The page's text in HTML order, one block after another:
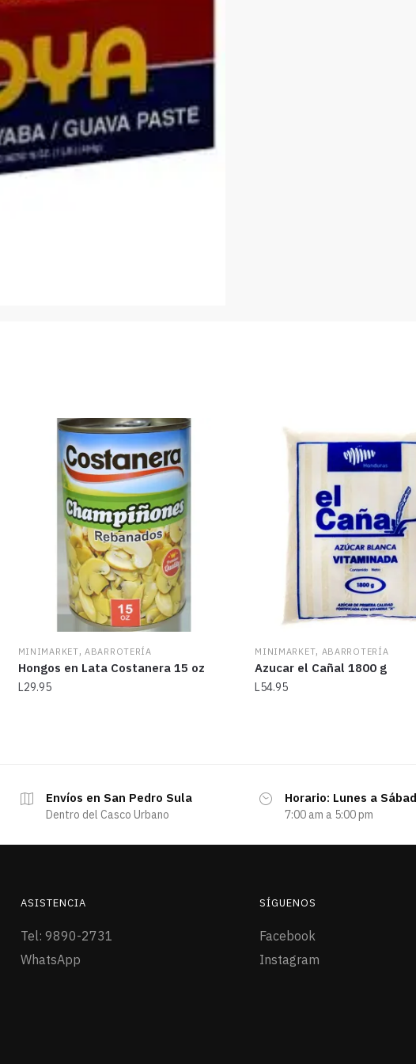
MINIMARKET,ABARROTERÍA
Hongos en Lata Costanera 15 oz
L29.95
MINIMARKET, ABARROTERÍA
Azucar el Cañal 1800 g
L54.95
Envíos en San Pedro Sula
Dentro del Casco Urbano
Horario: Lunes a
7:00 am a 5:00 pm
ASISTENCIA
Tel: 9890-2731
WhatsApp
SÍGUENOS
Facebook
Instagram